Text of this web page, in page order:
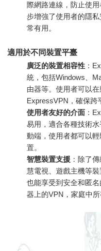
際網路連線，防止使
步增強了使用者的隱
常有用。
適用於不同裝置平臺
廣泛的裝置相容性 ：
統，包括Windows、
由器等。使用者可以
ExpressVPN，確保跨
使用者友好的介面 ：
易用，適合各種技術
動端，使用者都可以
置。
智慧裝置支援 ：除了
慧電視、遊戲主機等
也能享受到安全和匿
器上的VPN，家庭中